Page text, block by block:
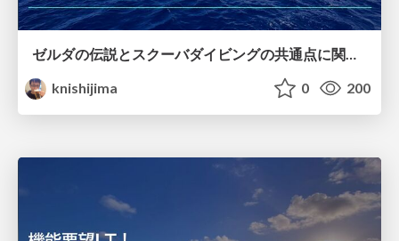
ゼルダの伝説とスクーバダイビングの共通点に関する考察 / A study of the similarities between The Legend of Zelda and scuba diving
knishijima
0 200